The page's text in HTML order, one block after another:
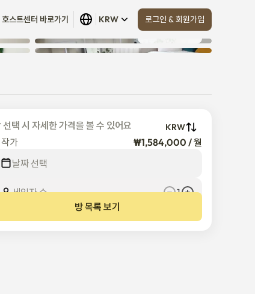
호스트센터 바로가기 KRW 로그인 & 회원가입
모두 보기 (16)
선택 시 자세한 가격을 볼 수 있어요 KRW
가
₩1,584,000 / 월
날짜 선택
세입자 수
1
방 목록 보기